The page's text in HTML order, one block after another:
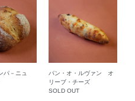
－ニュ
パン・オ・ルヴァン オ
リーブ・チーズ
SOLD OUT